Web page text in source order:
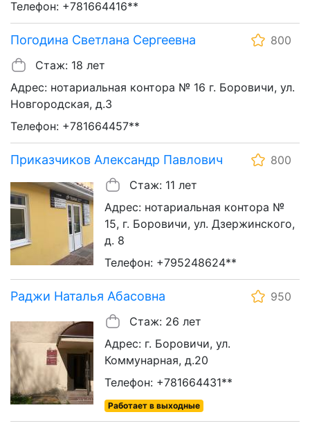
Телефон: +781664416**
Погодина Светлана Сергеевна
800
Стаж: 18 лет
Адрес: нотариальная контора № 16 г. Боровичи, ул.
Новгородская, д.3
Телефон: +781664457**
Приказчиков Александр Павлович
800
Стаж: 11 лет
Адрес: нотариальная контора №
15, г. Боровичи, ул. Дзержинского,
д. 8
Телефон: +795248624**
Раджи Наталья Абасовна
950
Стаж: 26 лет
Адрес: г. Боровичи, ул.
Коммунарная, д.20
Телефон: +781664431**
Работает в выходные